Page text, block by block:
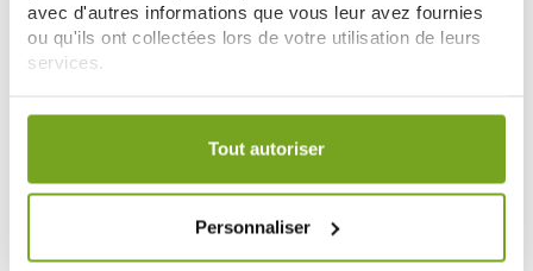
avec d'autres informations que vous leur avez fournies
ou qu'ils ont collectées lors de votre utilisation de leurs
services.
Votre choix de consentement est conservé pendant une
Tout autoriser
Personnaliser
DUCRAY
DUCRAY ICTYANE NUTRI CREME
RICHE 40 ML
DUCRAY
DUCRAY DEXYANE GEL
-10%